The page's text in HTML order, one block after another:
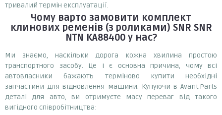
тривалий термін експлуатації.
Чому варто замовити комплект
клинових ременів (з роликами) SNR SNR
NTN KA88400у нас?
Ми знаємо, наскільки дорога кожна хвилина простою
транспортного засобу. Це і є основна причина, чому всі
автовласники бажають терміново купити необхідні
запчастини для відновлення машини. Купуючи в Avant.Parts
деталі для авто, ви отримуєте масу переваг від такого
вигідного співробітництва: